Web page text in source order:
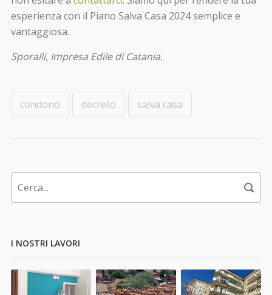
esperienza con il Piano Salva Casa 2024 semplice e
vantaggiosa.
Sporalli, Impresa Edile di Catania.
condono decreto salva casa
I NOSTRI LAVORI